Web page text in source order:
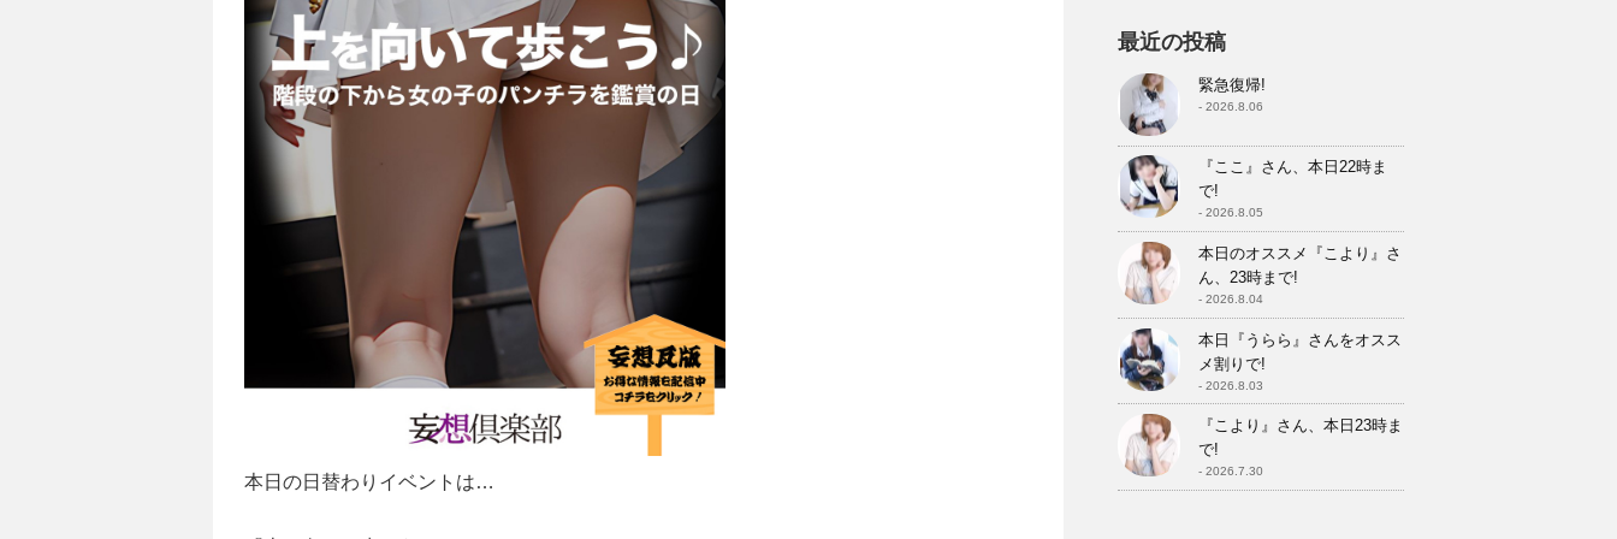
本日の日替わりイベントは…
最近の投稿
緊急復帰!
- 2026.8.06
『ここ』さん、本日22時ま
で!
- 2026.8.05
本日のオススメ『こより』さ
ん、23時まで!
- 2026.8.04
本日『うらら』さんをオスス
メ割りで!
- 2026.8.03
『こより』さん、本日23時ま
で!
- 2026.7.30